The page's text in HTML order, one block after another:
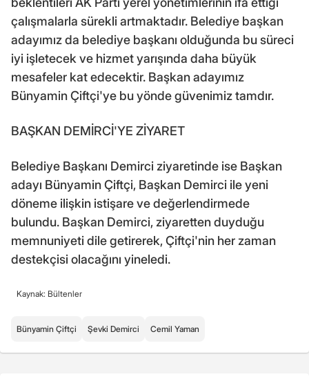
çalışmalarla sürekli artmaktadır. Belediye başkan
adayımız da belediye başkanı olduğunda bu süreci
iyi işletecek ve hizmet yarışında daha büyük
mesafeler kat edecektir. Başkan adayımız
Bünyamin Çiftçi'ye bu yönde güvenimiz tamdır.
BAŞKAN DEMİRCİ'YE ZİYARET
Belediye Başkanı Demirci ziyaretinde ise Başkan
adayı Bünyamin Çiftçi, Başkan Demirci ile yeni
döneme ilişkin istişare ve değerlendirmede
bulundu. Başkan Demirci, ziyaretten duyduğu
memnuniyeti dile getirerek, Çiftçi'nin her zaman
destekçisi olacağını yineledi.
Kaynak: Bültenler
Bünyamin Çiftçi Şevki Demirci Cemil Yaman